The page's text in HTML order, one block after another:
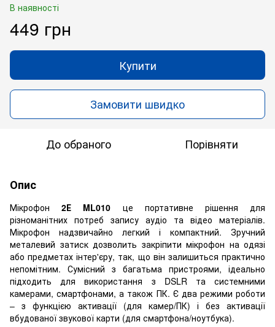
В наявності
449 грн
Купити
Замовити швидко
До обраного Порівняти
Опис
Мікрофон2Е ML010 це портативне рішення для
різноманітних потреб запису аудіо та відео матеріалів.
Мікрофон надзвичайно легкий і компактний. Зручний
металевий затиск дозволить закріпити мікрофон на одязі
або предметах інтер'єру, так, що він залишиться практично
непомітним. Сумісний з багатьма пристроями, ідеально
підходить для використання з DSLR та системними
камерами, смартфонами, а також ПК. Є два режими роботи
– з функцією активації (для камер/ПК) і без активації
вбудованої звукової карти (для смартфона/ноутбука).